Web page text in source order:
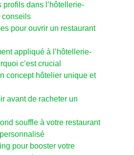
profils dans l’hôtellerie-
conseils
pour ouvrir un restaurant
appliqué à l’hôtellerie-
c’est crucial
concept hôtelier unique et
avant de racheter un
souffle à votre restaurant
pour booster votre